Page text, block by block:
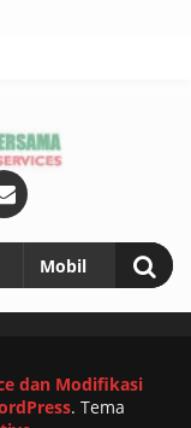
dan Modifikasi
. Tema